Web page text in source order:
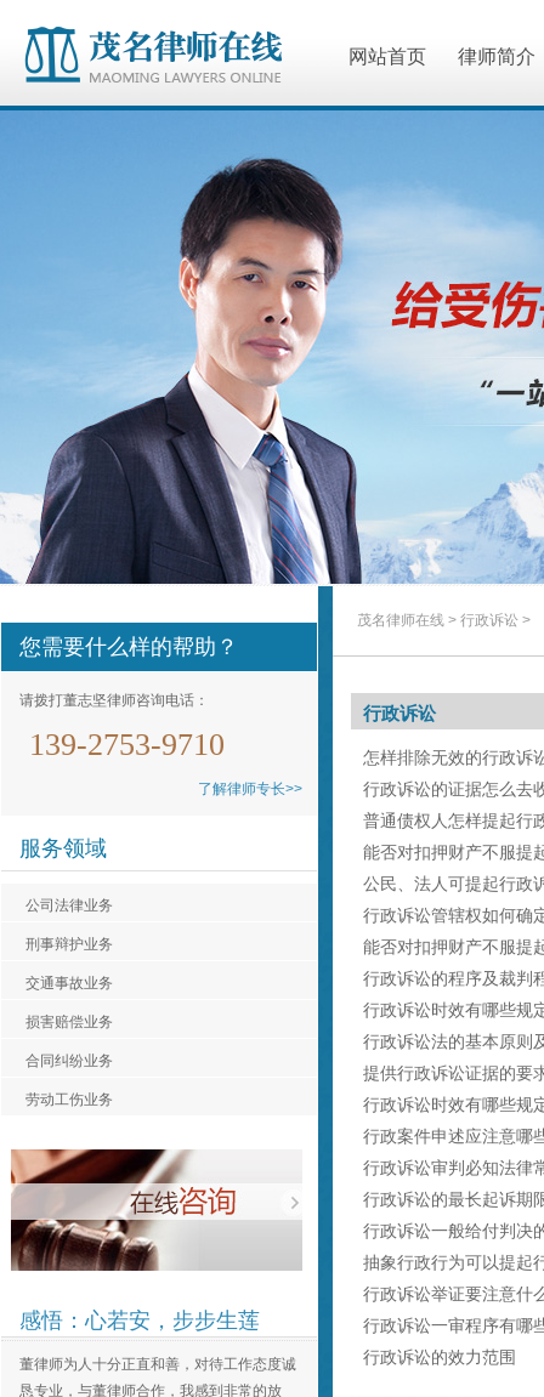
网站首页 律师简介
您需要什么样的帮助？
请拨打董志坚律师咨询电话：
139-2753-9710
了解律师专长>>
服务领域
公司法律业务
刑事辩护业务
交通事故业务
损害赔偿业务
合同纠纷业务
劳动工伤业务
感悟：心若安，步步生莲
认真负责，非常不错。
十分感谢董律师的帮助，在案件上为我争取
更大的权益。谢谢。
x** ，03-20
非常感谢董律师的帮助，祝董律师事业蒸蒸
e** ，03-20
茂名律师在线 > 行政诉讼 >
行政诉讼
怎样排除无效的行政诉
行政诉讼的证据怎么去
普通债权人怎样提起行
能否对扣押财产不服提
公民、法人可提起行政
行政诉讼管辖权如何确
能否对扣押财产不服提
行政诉讼的程序及裁判
行政诉讼时效有哪些规
行政诉讼法的基本原则
提供行政诉讼证据的要
行政诉讼时效有哪些规
行政案件申述应注意哪
行政诉讼审判必知法律
行政诉讼的最长起诉期
行政诉讼一般给付判决
抽象行政行为可以提起
行政诉讼举证要注意什
行政诉讼一审程序有哪
行政诉讼的效力范围